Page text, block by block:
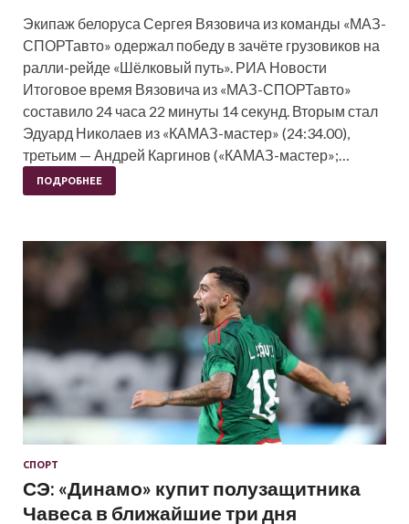
Экипаж белоруса Сергея Вязовича из команды «МАЗ-
СПОРТавто» одержал победу в зачёте грузовиков на
ралли-рейде «Шёлковый путь». РИА Новости
Итоговое время Вязовича из «МАЗ-СПОРТавто»
составило 24 часа 22 минуты 14 секунд. Вторым стал
Эдуард Николаев из «КАМАЗ-мастер» (24:34.00),
третьим — Андрей Каргинов («КАМАЗ-мастер»;…
ПОДРОБНЕЕ
СПОРТ
СЭ: «Динамо» купит полузащитника
Чавеса в ближайшие три дня